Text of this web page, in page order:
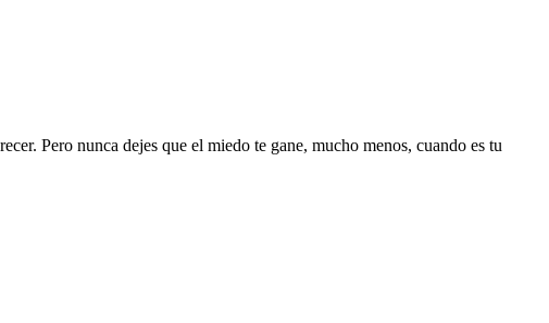
Pero nunca dejes que el miedo te gane, mucho menos, cuando es tu